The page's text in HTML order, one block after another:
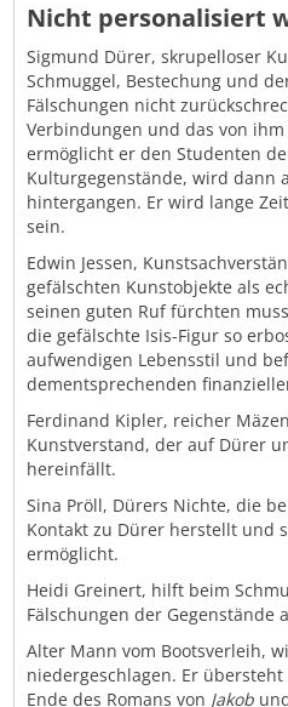
Nicht personalisiert
Sigmund Dürer, skrupelloser
Schmuggel, Bestechung und
Fälschungen nicht
Verbindungen und das von
ermöglicht er den Studenten
Kulturgegenstände, wird dann
hintergangen. Er wird lange
sein.
Edwin Jessen,
gefälschten Kunstobjekte als
seinen guten Ruf fürchten
die gefälschte Isis-Figur so
aufwendigen Lebensstil und
dementsprechenden
Ferdinand Kipler, reicher
Kunstverstand, der auf Dürer
hereinfällt.
Sina Pröll, Dürers Nichte, die
Kontakt zu Dürer herstellt und
ermöglicht.
Heidi Greinert, hilft beim
Fälschungen der Gegenstände
Alter Mann vom Bootsverleih,
niedergeschlagen. Er
Ende des Romans von Jakob